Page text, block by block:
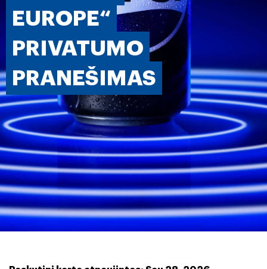
EUROPE“
PRIVATUMO
PRANEŠIMAS